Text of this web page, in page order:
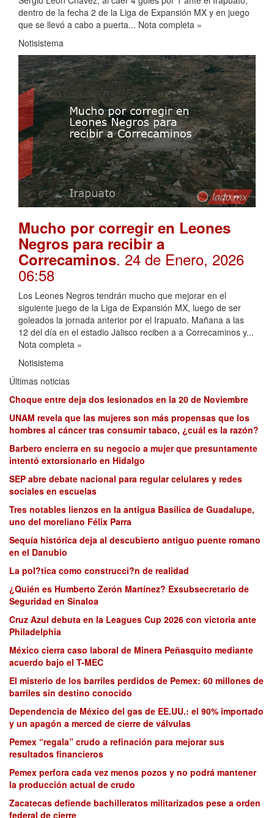
dentro de la fecha 2 de la Liga de Expansión MX y en juego
que se llevó a cabo a puerta... Nota completa »
Notisistema
Mucho por corregir en Leones
Negros para recibir a
Correcaminos. 24 de Enero, 2026
06:58
Los Leones Negros tendrán mucho que mejorar en el
siguiente juego de la Liga de Expansión MX, luego de ser
goleados la jornada anterior por el Irapuato. Mañana a las
12 del día en el estadio Jalisco reciben a a Correcaminos y...
Nota completa »
Notisistema
Últimas noticias
Choque entre deja dos lesionados en la 20 de Noviembre
UNAM revela que las mujeres son más propensas que los
hombres al cáncer tras consumir tabaco, ¿cuál es la razón?
Barbero encierra en su negocio a mujer que presuntamente
intentó extorsionarlo en Hidalgo
SEP abre debate nacional para regular celulares y redes
sociales en escuelas
Tres notables lienzos en la antigua Basílica de Guadalupe,
uno del moreliano Félix Parra
Sequía histórica deja al descubierto antiguo puente romano
en el Danubio
La pol?tica como construcci?n de realidad
¿Quién es Humberto Zerón Martínez? Exsubsecretario de
Seguridad en Sinaloa
Cruz Azul debuta en la Leagues Cup 2026 con victoria ante
Philadelphia
México cierra caso laboral de Minera Peñasquito mediante
acuerdo bajo el T-MEC
El misterio de los barriles perdidos de Pemex: 60 millones de
barriles sin destino conocido
Dependencia de México del gas de EE.UU.: el 90% importado
y un apagón a merced de cierre de válvulas
Pemex “regala” crudo a refinación para mejorar sus
resultados financieros
Pemex perfora cada vez menos pozos y no podrá mantener
la producción actual de crudo
Zacatecas defiende bachilleratos militarizados pese a orden
federal de cierre